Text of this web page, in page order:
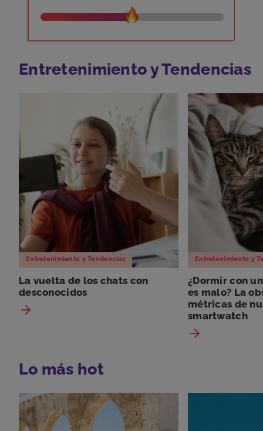
Entretenimiento y Tendencias
Entretenimiento y Tendencias
La vuelta de los chats con
desconocidos
Entretenimiento y
¿Dormir con
es malo? La
métricas de
smartwatch
Lo más hot